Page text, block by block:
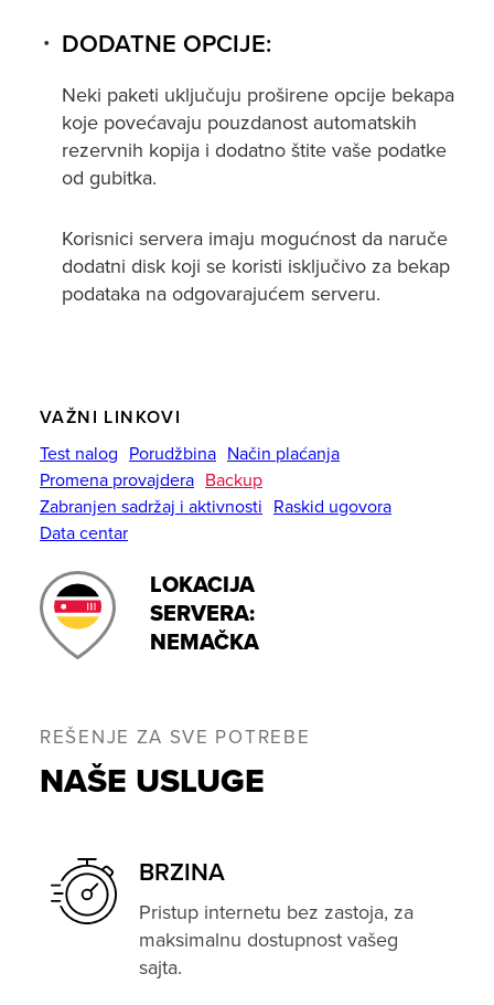
DODATNE OPCIJE:
Neki paketi uključuju proširene opcije bekapa
koje povećavaju pouzdanost automatskih
rezervnih kopija i dodatno štite vaše podatke
od gubitka.
Korisnici servera imaju mogućnost da naruče
dodatni disk koji se koristi isključivo za bekap
podataka na odgovarajućem serveru.
VAŽNI LINKOVI
Test nalog Porudžbina Način plaćanja
Promena provajdera Backup
Zabranjen sadržaj i aktivnosti Raskid ugovora
Data centar
LOKACIJA
SERVERA:
NEMAČKA
REŠENJE ZA SVE POTREBE
NAŠE USLUGE
BRZINA
Pristup internetu bez zastoja, za
maksimalnu dostupnost vašeg
sajta.